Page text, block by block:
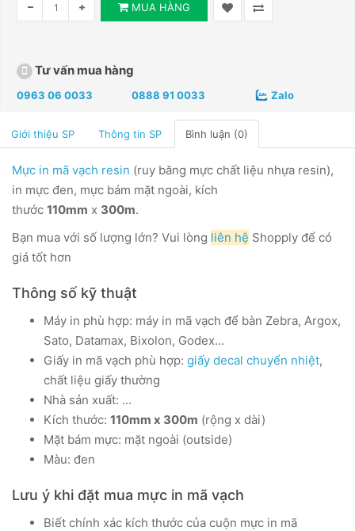
MUA HÀNG
Tư vấn mua hàng
0963 06 0033 0888 91 0033 Zalo
Giới thiệu SP Thông tin SP Bình luận (0)
Mực in mã vạch resin (ruy băng mực chất liệu nhựa resin),
in mực đen, mực bám mặt ngoài, kích
thước 110mm x 300m.
Bạn mua với số lượng lớn? Vui lòng liên hệ Shopply để có
giá tốt hơn
Thông số kỹ thuật
Máy in phù hợp: máy in mã vạch để bàn Zebra, Argox,
Sato, Datamax, Bixolon, Godex...
Giấy in mã vạch phù hợp: giấy decal chuyển nhiệt,
chất liệu giấy thường
Nhà sản xuất: ...
Kích thước: 110mm x 300m (rộng x dài)
Mặt bám mực: mặt ngoài (outside)
Màu: đen
Lưu ý khi đặt mua mực in mã vạch
Biết chính xác kích thước của cuộn mực in mã